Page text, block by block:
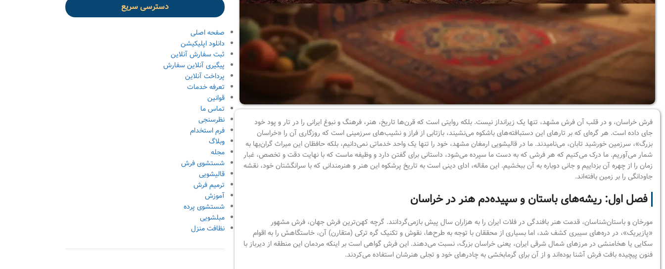
فرش خراسان، و در قلب آن فرش مشهد، تنها یک زیرانداز نیست. بلکه روایتی است که قرن‌ها تاریخ، هنر، فرهنگ و نبوغ ایرانی را در تار و پود خود
جای داده است. هر گره‌ای که بر تارهای این دستبافته‌های باشکوه می‌نشیند، بازتابی از فراز و نشیب‌های سرزمینی است که روزگاری آن را «خراسان
بزرگ»، سرزمین خورشید تابان، می‌نامیدند. ما در قالیشویی ارمغان مشهد، خود را تنها یک واحد خدماتی نمی‌دانیم، بلکه حافظان این میراث گران‌بها به
شمار می‌آوریم. ما درک می‌کنیم که هر فرشی که به دست ما سپرده می‌شود، داستانی برای گفتن دارد و وظیفه ماست که با نهایت دقت و تخصص، غبار
زمان را از چهره آن بزداییم و جانی دوباره به آن ببخشیم. این مقاله، ادای دینی است به تاریخ پرشکوه این هنر و هنرمندانی که با سرانگشتان خود، نقشه
جاودانگی را بر زمین بافته‌اند.
فصل اول: ریشه‌های باستان و سپیده‌دم هنر در خراسان
مورخان و باستان‌شناسان، قدمت هنر بافندگی در فلات ایران را به هزاران سال پیش بازمی‌گردانند. گرچه کهن‌ترین فرش جهان، فرش مشهور
«پازیریک»، در دره‌های سیبری کشف شد، اما بسیاری از محققان با توجه به طرح‌ها، نقوش و تکنیک گره ترکی (متقارن) آن، خاستگاهش را به اقوام
سکایی یا هخامنشی در مرزهای شمال شرقی ایران، یعنی خراسان بزرگ، نسبت می‌دهند. این فرش گواهی است بر اینکه مردمان این منطقه از دیرباز با
فنون پیچیده بافت فرش آشنا بوده‌اند و از آن برای گرمابخشی به چادرهای خود و تجلی هنرشان استفاده می‌کردند.
دسترسی سریع
صفحه اصلی
دانلود اپلیکیشن
ثبت سفارش آنلاین
پیگیری آنلاین سفارش
پرداخت آنلاین
تعرفه خدمات
قوانین
تماس ما
نظرسنجی
فرم استخدام
وبلاگ
مجله
شستشوی فرش
قالیشویی
ترمیم فرش
آموزش
شستشوی پرده
مبلشویی
نظافت منزل